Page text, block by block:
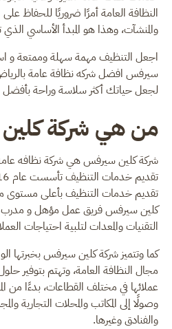
النظافة العامة أمرًا ضروريًا للحفاظ
والمنشآت، وهذا هو المبدأ الأساسي
اجعل التنظيف مهمة سهلة وممتعة و
سيرفس افضل شركه نظافة عامة
لجعل حياتك أكثر سلاسة وراحة بأفضل
من هي شركة
شركة كلين سيرفس هي شركة نظافه
تقديم خدمات التنظيف بأعلى مستوى
كلين سيرفس فريق عمل مؤهل و
التقنيات والمعدات لتلبية احتياجات
كما وتتميز شركة كلين سيرفس بخبرتها
مجال النظافة العامة، وتهتم بتوفير
عملائها في مختلف القطاعات، بدءًا من
وصولًا إلى المكاتب والمحلات التجارية
والفنادق وغيرها.